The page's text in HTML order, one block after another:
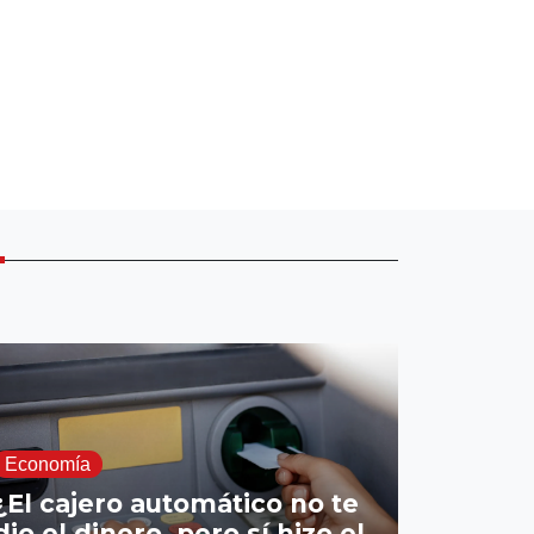
Economía
cajero automático no te